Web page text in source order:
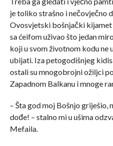
je toliko strašno i nečovječno
Ovosvjetski bošnjački
sa ćeifom uživao što jedan
koji u svom životnom kodu
ubijati. Iza petogodišnjeg
ostali su mnogobrojni ožiljci
Zapadnom Balkanu i mnoge
– Šta god moj Bošnjo griješio,
dođe! – stalno mi u ušima
Mefaila.